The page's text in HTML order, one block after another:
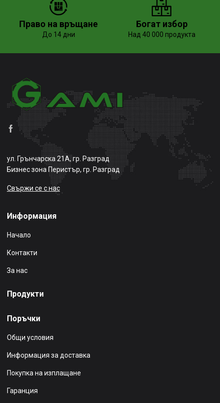
Право на връщане
До 14 дни
Богат избор
Над 40 000 продукта
ул. Грънчарска 21А, гр. Разград
Бизнес зона Перистър, гр. Разград
Свържи се с нас
Информация
Начало
Контакти
За нас
Продукти
Поръчки
Общи условия
Информация за доставка
Покупка на изплащане
Гаранция